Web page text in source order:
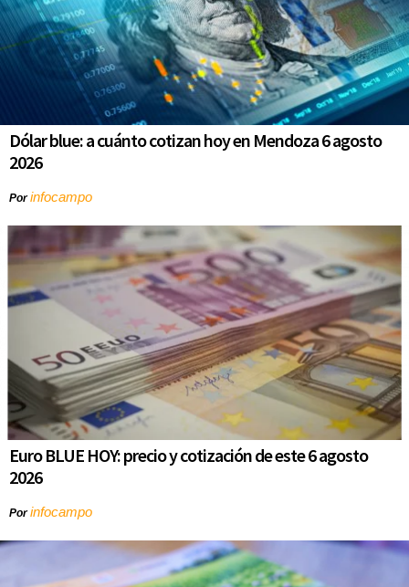
Dólar blue: a cuánto cotizan hoy en Mendoza 6 agosto
2026
Porinfocampo
Euro BLUE HOY: precio y cotización de este 6 agosto
2026
Porinfocampo